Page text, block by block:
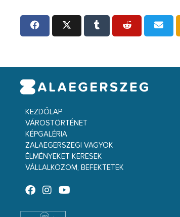
KEZDŐLAP
VÁROSTÖRTÉNET
KÉPGALÉRIA
ZALAEGERSZEGI VAGYOK
ÉLMÉNYEKET KERESEK
VÁLLALKOZOM, BEFEKTETEK